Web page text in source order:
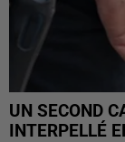
UN SECOND
INTERPELLÉ